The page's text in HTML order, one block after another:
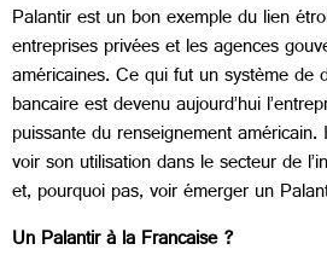
Palantir est un bon exemple du lien
entreprises privées et les agences
américaines. Ce qui fut un système de
bancaire est devenu aujourd’hui
puissante du renseignement
voir son utilisation dans le secteur de
et, pourquoi pas, voir émerger un
Un Palantir à la Francaise ?